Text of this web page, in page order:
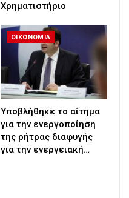
Χρηματιστήριο
ΟΙΚΟΝΟΜΙΑ
Υποβλήθηκε το αίτημα
για την ενεργοποίηση
της ρήτρας διαφυγής
για την ενεργειακή…